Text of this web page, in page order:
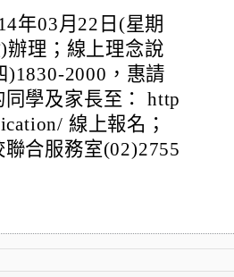
年03月22日(星期
辦理；線上理念說
)1830-2000，惠請
學及家長至： http
線上報名；
合服務室(02)2755